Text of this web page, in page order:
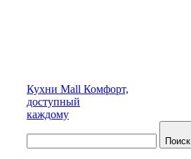
Кухни Mall Комфорт,
доступный
каждому
Поиск